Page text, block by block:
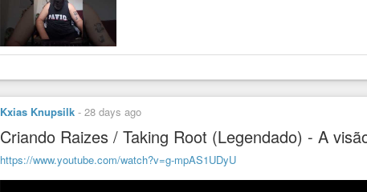
Kxias Knupsilk - 28 days ago
Criando Raizes / Taking Root (Legendado) - A
https://www.youtube.com/watch?v=g-mpAS1UDyU